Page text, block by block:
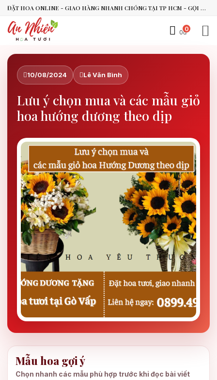
ĐẶT HOA ONLINE - GIAO HÀNG NHANH CHÓNG TẠI TP HCM - GỌI NGAY 0938.494.119 HOẶC 0899.492.909
0
0đ
10/08/2024 Lê Văn Bình
Lưu ý chọn mua và các mẫu giỏ
hoa hướng dương theo dịp
Mẫu hoa gợi ý
Chọn nhanh các mẫu phù hợp trước khi đọc bài viết
An Nhiên Flowers
Tư vấn nhanh trong vài phút
Chào bạn, mình có thể hỗ trợ chọn hoa theo dịp nào?
Vừa xong